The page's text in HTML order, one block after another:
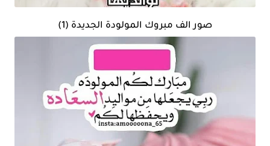
صور الف مبروك المولودة الجديدة (1)